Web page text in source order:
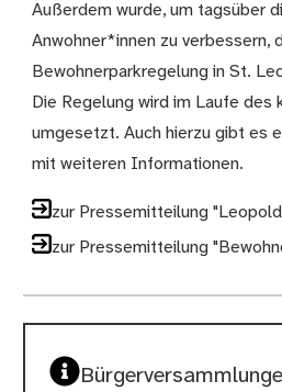
Außerdem wurde, um tagsüber
Anwohner*innen zu verbessern,
Bewohnerparkregelung in St.
Die Regelung wird im Laufe des
umgesetzt. Auch hierzu gibt es
mit weiteren Informationen.
zur Pressemitteilung
zur Pressemitteilung